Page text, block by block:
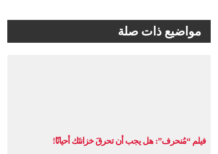
مواضيع ذات صلة
فيلم “مُنحرف”: هل يجب أن تحرقَ خزانتَك أحيانًا!